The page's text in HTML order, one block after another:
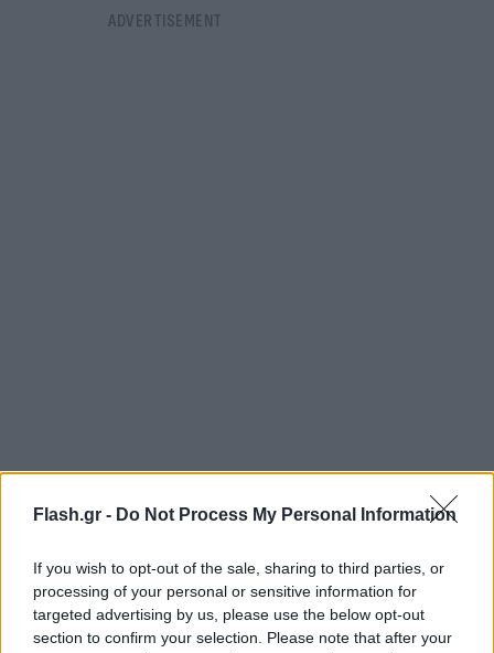
Flash.gr - Do Not Process My Personal Information
If you wish to opt-out of the sale, sharing to third parties, or
processing of your personal or sensitive information for
targeted advertising by us, please use the below opt-out
section to confirm your selection. Please note that after your